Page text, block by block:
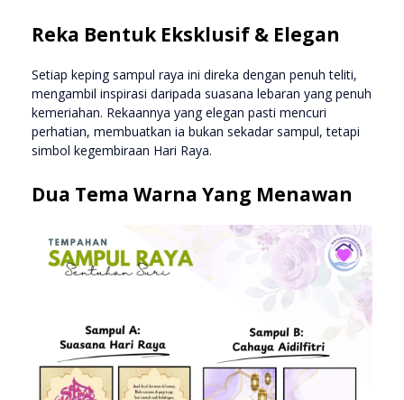
Reka Bentuk Eksklusif & Elegan
Setiap keping sampul raya ini direka dengan penuh teliti,
mengambil inspirasi daripada suasana lebaran yang penuh
kemeriahan. Rekaannya yang elegan pasti mencuri
perhatian, membuatkan ia bukan sekadar sampul, tetapi
simbol kegembiraan Hari Raya.
Dua Tema Warna Yang Menawan